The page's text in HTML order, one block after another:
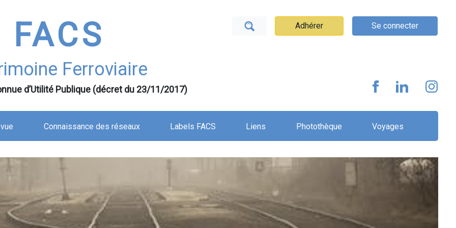
FACS
Ferroviaire
d’Utilité Publique (décret du 23/11/2017)
Adhérer Se connecter
Connaissance des réseaux Labels FACS Liens Photothèque Voyages